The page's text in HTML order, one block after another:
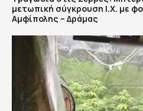
μετωπική σύγκρουση Ι.Χ. με
Αμφίπολης – Δράμας